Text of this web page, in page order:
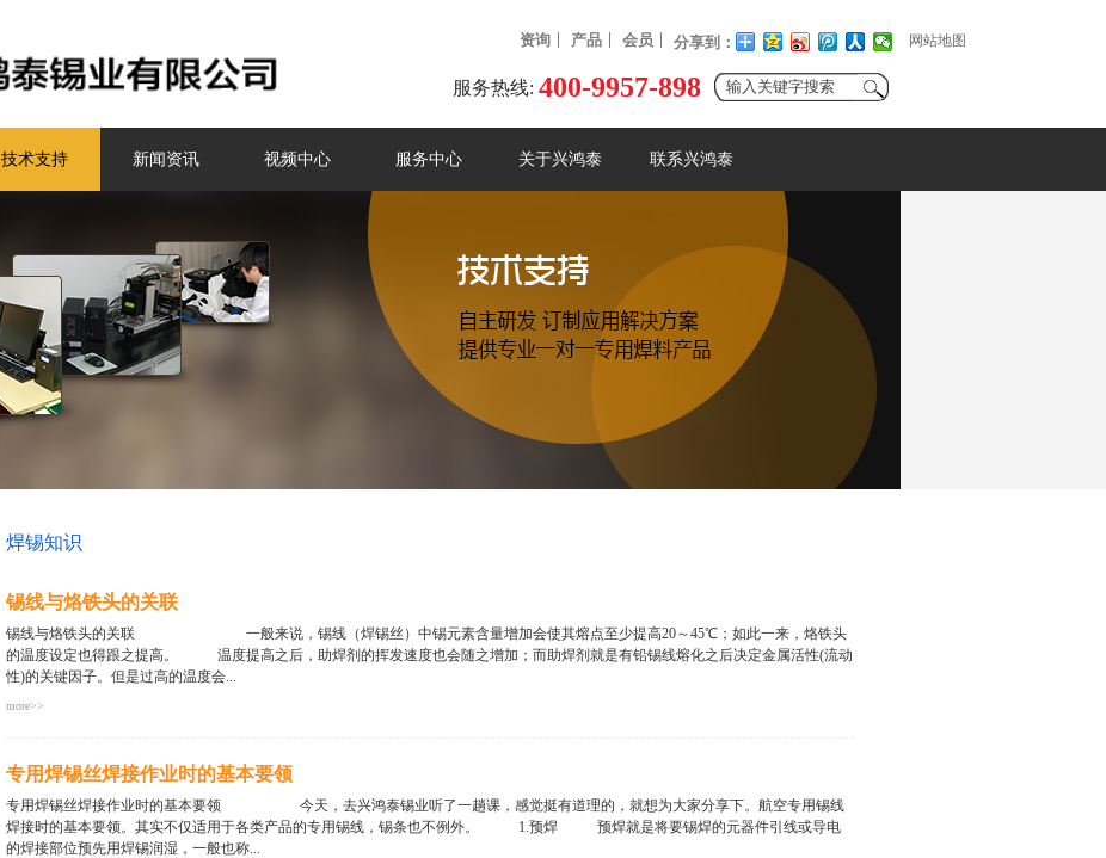
网站地图
资询 产品 会员 分享到：
服务热线: 400-9957-898
技术支持 新闻资讯 视频中心 服务中心 关于兴鸿泰 联系兴鸿泰
焊锡知识
锡线与烙铁头的关联
锡线与烙铁头的关联 一般来说，锡线（焊锡丝）中锡元素含量增加会使其熔点至少提高20～45℃；如此一来，烙铁头
的温度设定也得跟之提高。 温度提高之后，助焊剂的挥发速度也会随之增加；而助焊剂就是有铅锡线熔化之后决定金属活性(流动
性)的关键因子。但是过高的温度会...
铁头处在工作温度的环境之中待机时间稍长一点，烙铁头前端就会产生一层焦黑的氧化物。这个现象无铅锡线焊接过程中更需要引起关
注，如果焊接手法不规范，发生的概率是有铅锡线的数倍之多，而且在高温有氧环境下交互作用所产生的氧化物会严重影响到烙铁头前
端的正常吃锡量。就算对焊点的锡量影响不大，氧化物残留在焊点对电子产品及线路板的品质也有很大的影响 所以兴鸿泰锡业建
议，在使用锡线进行焊接时，需要对作业人员进行培训，经考核合格后方可独立上岗作业，以避免造成品质隐患及降低损耗，从而提升
效率及降低生产成本。 ...
more>>
专用焊锡丝焊接作业时的基本要领
专用焊锡丝焊接作业时的基本要领 今天，去兴鸿泰锡业听了一趟课，感觉挺有道理的，就想为大家分享下。航空专用锡线
焊接时的基本要领。其实不仅适用于各类产品的专用锡线，锡条也不例外。 1.预焊 预焊就是将要锡焊的元器件引线或导电
的焊接部位预先用焊锡润湿，一般也称...